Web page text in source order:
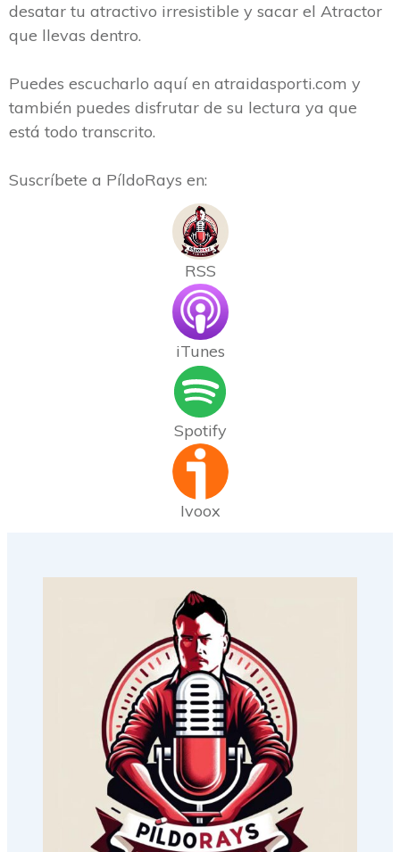
desatar tu atractivo irresistible y sacar el Atractor
que llevas dentro.
Puedes escucharlo aquí en atraidasporti.com y
también puedes disfrutar de su lectura ya que
está todo transcrito.
Suscríbete a PíldoRays en:
RSS
iTunes
Spotify
Ivoox